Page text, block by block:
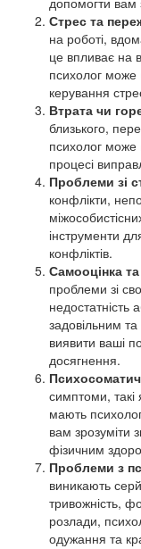
Стрес та
на роботі,
це впливає на
психолог може
керування
Втрата чи
близького,
психолог може
процесі
Проблеми зі
конфлікти,
інструменти
конфліктів.
Самооцінка
проблеми зі
недостатність
задовільним
виявити ваші
досягнення.
симптоми, такі
мають
вам зрозуміти
фізичним
Проблеми з
виникають
тривожність,
розлади,
одужання та